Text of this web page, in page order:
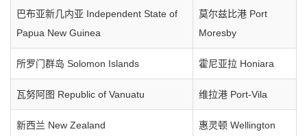
巴布亚新几内亚 Independent State of
Papua New Guinea
莫尔兹比港 Port
Moresby
所罗门群岛 Solomon Islands 霍尼亚拉 Honiara
瓦努阿图 Republic of Vanuatu 维拉港 Port-Vila
新西兰 New Zealand 惠灵顿 Wellington